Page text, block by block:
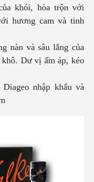
khói, hòa trộn với
hương cam và tinh
nàn và sâu lắng của
Dư vị ấm áp, kéo
nhập khẩu và